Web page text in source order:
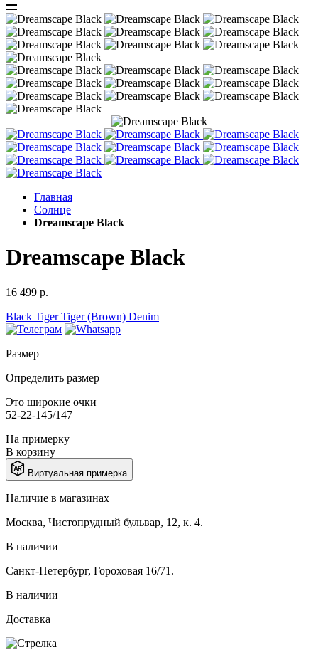
Главная
Солнце
Dreamscape Black
Dreamscape Black
16 499 р.
Black Tiger Tiger (Brown) Denim
Размер
Определить размер
Это широкие очки
52-22-145/147
На примерку
В корзину
Виртуальная примерка
Наличие в магазинах
Москва, Чистопрудный бульвар, 12, к. 4.
В наличии
Санкт-Петербург, Гороховая 16/71.
В наличии
Доставка